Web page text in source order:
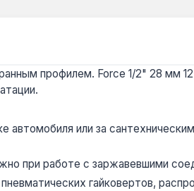
профилем. Force 1/2" 28 мм
или за
при работе с заржавевшими
гайковертов,